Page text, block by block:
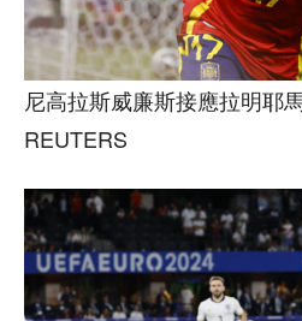
尼高拉斯威廉斯接應拉明耶
REUTERS